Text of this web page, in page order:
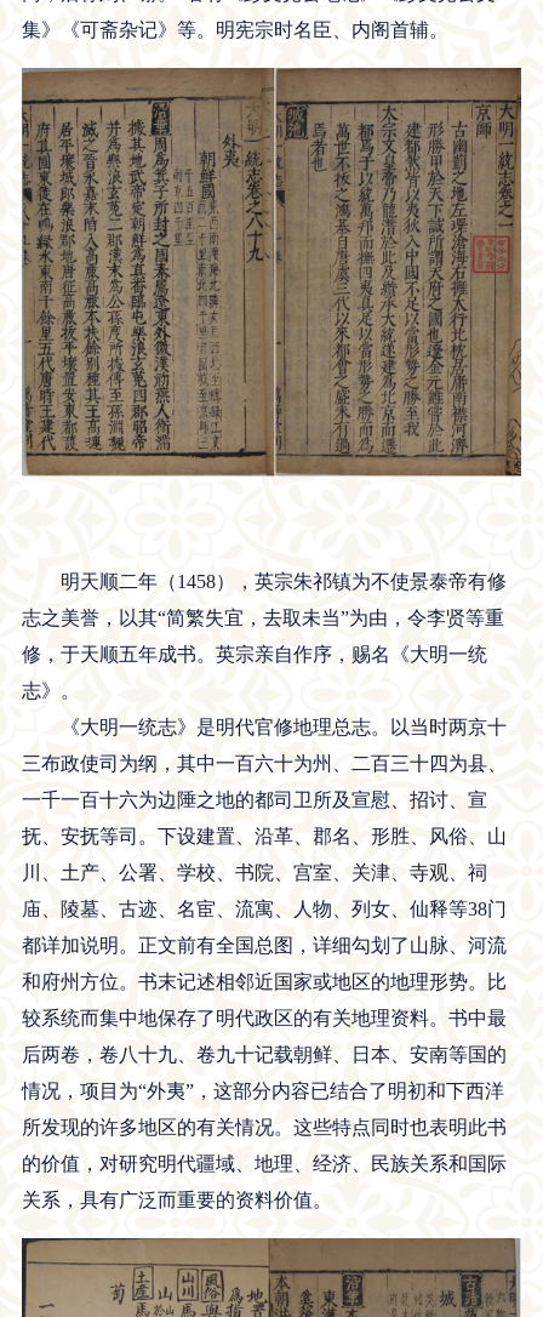
集》《可斋杂记》等。明宪宗时名臣、内阁首辅。
明天顺二年（1458），英宗朱祁镇为不使景泰帝有修
志之美誉，以其“简繁失宜，去取未当”为由，令李贤等重
修，于天顺五年成书。英宗亲自作序，赐名《大明一统
志》。
《大明一统志》是明代官修地理总志。以当时两京十
三布政使司为纲，其中一百六十为州、二百三十四为县、
一千一百十六为边陲之地的都司卫所及宣慰、招讨、宣
抚、安抚等司。下设建置、沿革、郡名、形胜、风俗、山
川、土产、公署、学校、书院、宫室、关津、寺观、祠
庙、陵墓、古迹、名宦、流寓、人物、列女、仙释等38门
都详加说明。正文前有全国总图，详细勾划了山脉、河流
和府州方位。书末记述相邻近国家或地区的地理形势。比
较系统而集中地保存了明代政区的有关地理资料。书中最
后两卷，卷八十九、卷九十记载朝鲜、日本、安南等国的
情况，项目为“外夷”，这部分内容已结合了明初和下西洋
所发现的许多地区的有关情况。这些特点同时也表明此书
的价值，对研究明代疆域、地理、经济、民族关系和国际
关系，具有广泛而重要的资料价值。